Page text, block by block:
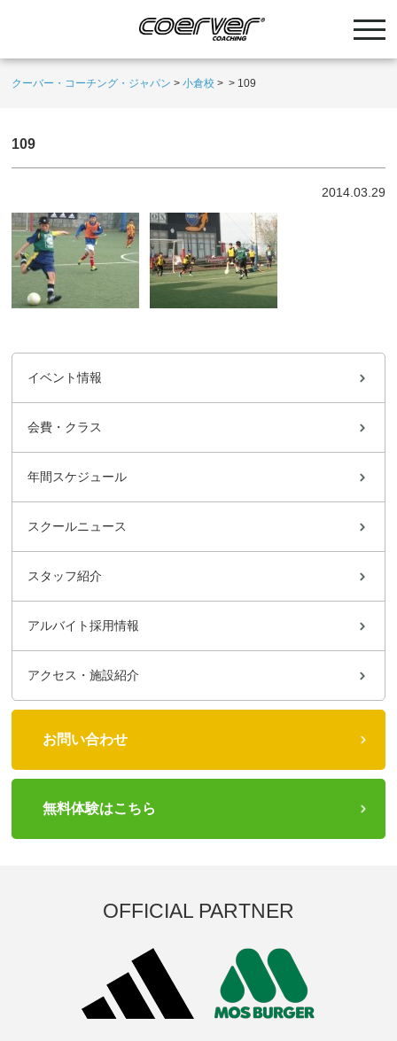
クーバー・コーチング・ジャパン >小倉校 > > 109
109
2014.03.29
イベント情報
会費・クラス
年間スケジュール
スクールニュース
スタッフ紹介
アルバイト採用情報
アクセス・施設紹介
お問い合わせ
無料体験はこちら
OFFICIAL PARTNER